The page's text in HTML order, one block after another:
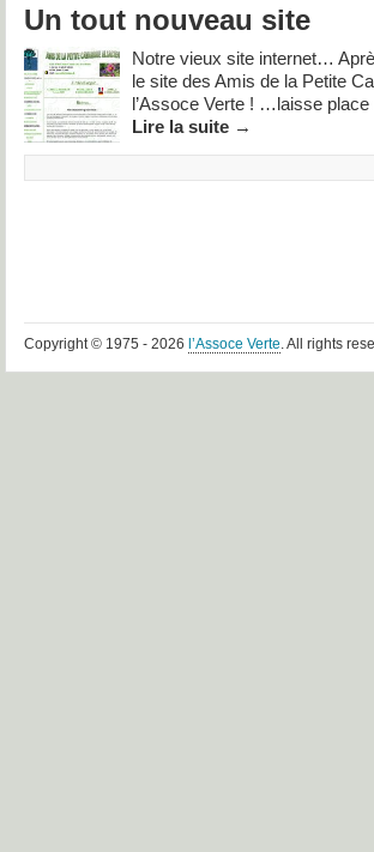
Un tout nouveau site
Notre vieux site internet…
le site des Amis de la Petite
l’Assoce Verte ! …laisse
Lire la suite →
Copyright © 1975 - 2026 l’Assoce Verte. All rights